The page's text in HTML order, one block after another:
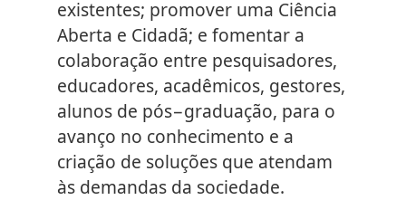
existentes; promover uma Ciência
Aberta e Cidadã; e fomentar a
colaboração entre pesquisadores,
educadores, acadêmicos, gestores,
alunos de pós−graduação, para o
avanço no conhecimento e a
criação de soluções que atendam
às demandas da sociedade.